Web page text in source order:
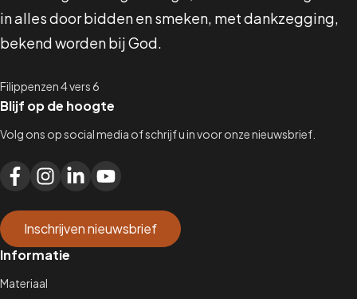
in alles door bidden en smeken, met dankzegging,
bekend worden bij God.
Filippenzen 4 vers 6
Blijf op de hoogte
Volg ons op social media of schrijf u in voor onze nieuwsbrief.
Inschrijven nieuwsbrief
Informatie
Materiaal